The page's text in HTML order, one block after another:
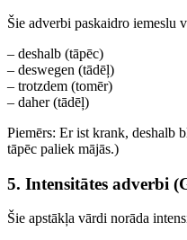
Šie adverbi paskaidro iemeslu
– deshalb (tāpēc)
– deswegen (tādēļ)
– trotzdem (tomēr)
– daher (tādēļ)
Piemērs: Er ist krank, deshalb
tāpēc paliek mājās.)
5. Intensitātes adverbi
Šie apstākļa vārdi norāda